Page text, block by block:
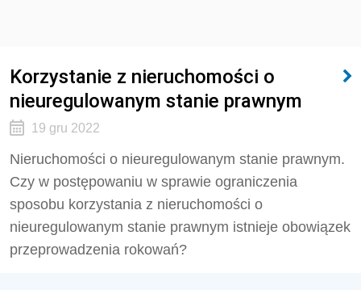
Korzystanie z nieruchomości o
nieuregulowanym stanie prawnym
19 gru 2022
Nieruchomości o nieuregulowanym stanie prawnym.
Czy w postępowaniu w sprawie ograniczenia
sposobu korzystania z nieruchomości o
nieuregulowanym stanie prawnym istnieje obowiązek
przeprowadzenia rokowań?